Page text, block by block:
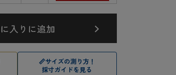
📏サイズの測り方！
採寸ガイドを見る